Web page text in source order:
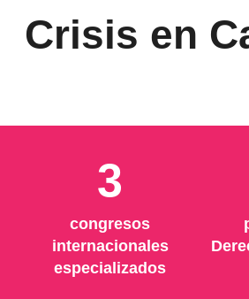
Crisis en
3
congresos
internacionales
especializados